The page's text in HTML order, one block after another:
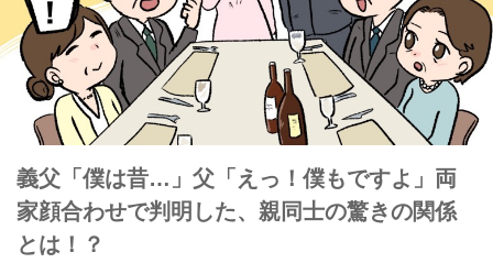
義父「僕は昔…」父「えっ！僕もですよ」両
家顔合わせで判明した、親同士の驚きの関係
とは！？